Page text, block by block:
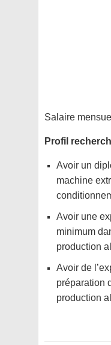
Salaire
Profil
Avoir un
machine
Avoir une
minimum
production
Avoir de
préparation
production